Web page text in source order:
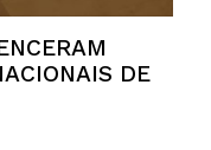
DE